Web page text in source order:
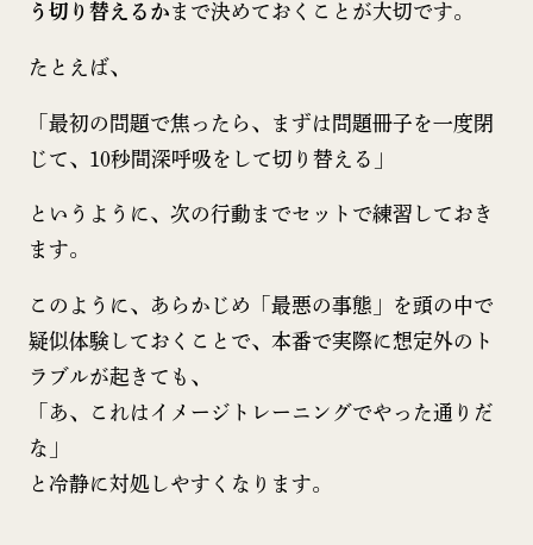
う切り替えるかまで決めておくことが大切です。
たとえば、
「最初の問題で焦ったら、まずは問題冊子を一度閉
じて、10秒間深呼吸をして切り替える」
というように、次の行動までセットで練習しておき
ます。
このように、あらかじめ「最悪の事態」を頭の中で
疑似体験しておくことで、本番で実際に想定外のト
ラブルが起きても、
「あ、これはイメージトレーニングでやった通りだ
な」
と冷静に対処しやすくなります。